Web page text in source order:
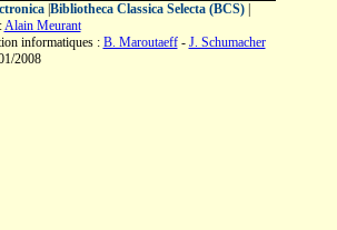
| Bibliotheca Classica Selecta (BCS)|
Alain Meurant
informatiques : B. Maroutaeff- J. Schumacher
2008